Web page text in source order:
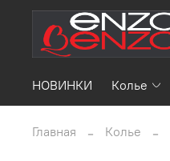
НОВИНКИ Колье
Главная Колье